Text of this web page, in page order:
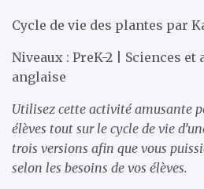
Cycle de vie des plantes par
Niveaux : PreK-2 | Sciences et
anglaise
Utilisez cette activité amusante
élèves tout sur le cycle de vie
trois versions afin que vous
selon les besoins de vos élèves.